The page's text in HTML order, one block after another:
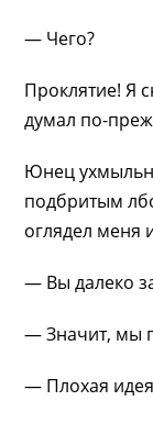
— Чего?
Проклятие! Я
думал по-
Юнец
подбритым
оглядел меня
— Вы далеко
— Значит, мы
— Плохая